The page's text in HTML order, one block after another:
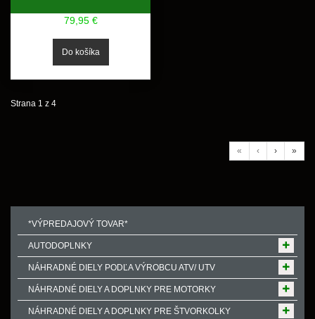
79,95 €
Strana 1 z 4
« ‹ › »
*VÝPREDAJOVÝ TOVAR*
AUTODOPLNKY
NÁHRADNÉ DIELY PODĽA VÝROBCU ATV/ UTV
NÁHRADNÉ DIELY A DOPLNKY PRE MOTORKY
NÁHRADNÉ DIELY A DOPLNKY PRE ŠTVORKOLKY